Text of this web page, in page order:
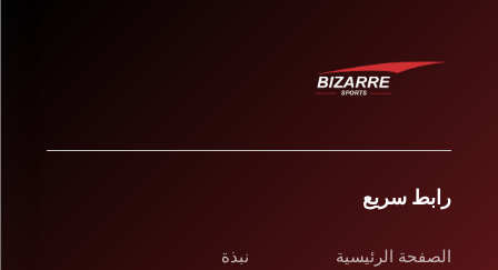
رابط سريع
الصفحة الرئيسية
نبذة